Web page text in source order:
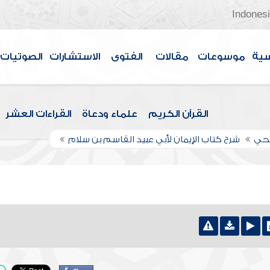
موسوعات مقالات الفتوى الاستشارات الصوتيات
القرآن الكريم علماء ودعاة القراءات العشر
شرح كتاب الإيمان لأبي عبيد القاسم بن سلام